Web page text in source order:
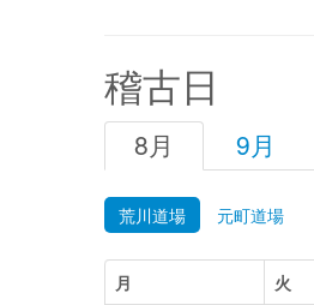
稽古日
8月 9月
荒川道場 元町道場
月 火